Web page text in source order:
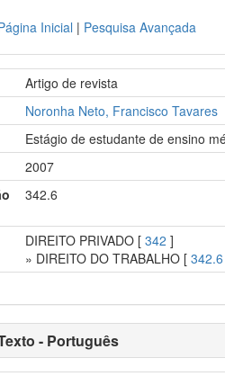
Inicial | Pesquisa Avançada
Artigo de revista
Noronha Neto, Francisco Tavares
Estágio de estudante de ensino
2007
342.6
DIREITO PRIVADO [342 ]
» DIREITO DO TRABALHO [342.6
- Português